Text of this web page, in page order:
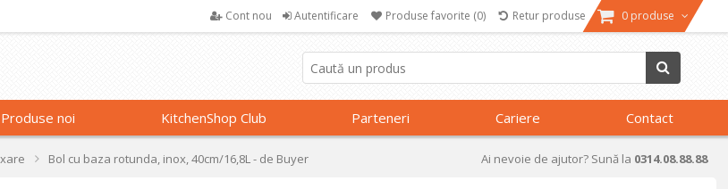
Cont nou Autentificare Produse favorite (0) Retur produse 0 produse
Produse noi KitchenShop Club Parteneri Cariere Contact
Bol cu baza rotunda, inox, 40cm/16,8L - de Buyer Ai nevoie de ajutor? Sună la 0314.08.88.88